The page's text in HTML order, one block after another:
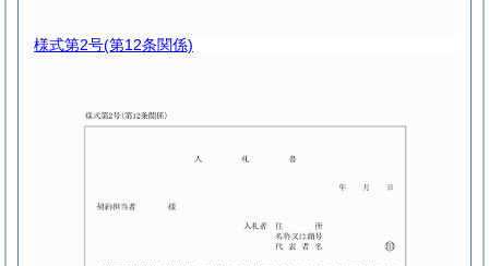
様式第2号(第12条関係)